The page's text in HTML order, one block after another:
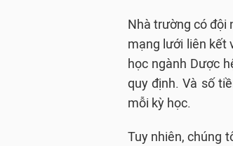
Nhà trường có đội
mạng lưới liên kết
học ngành Dược
quy định. Và số
mỗi kỳ học.
Tuy nhiên, chúng